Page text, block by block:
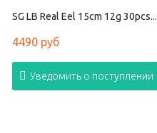
SG LB Real Eel 15cm 12g 30pcs...
4490 руб
Уведомить о поступлении